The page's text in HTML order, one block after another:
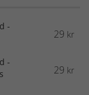
-
29 kr
-
29 kr